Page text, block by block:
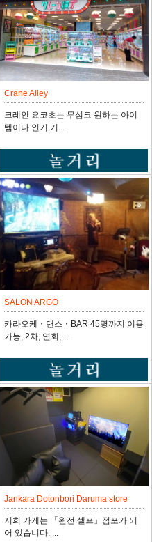
Crane Alley
크레인 요코초는 무심코 원하는 아이
템이나 인기 기...
SALON ARGO
카라오케・댄스・BAR 45명까지 이용
가능, 2차, 연회, ...
Jankara Dotonbori Daruma store
저희 가게는 「완전 셀프」점포가 되
어 있습니다. ...